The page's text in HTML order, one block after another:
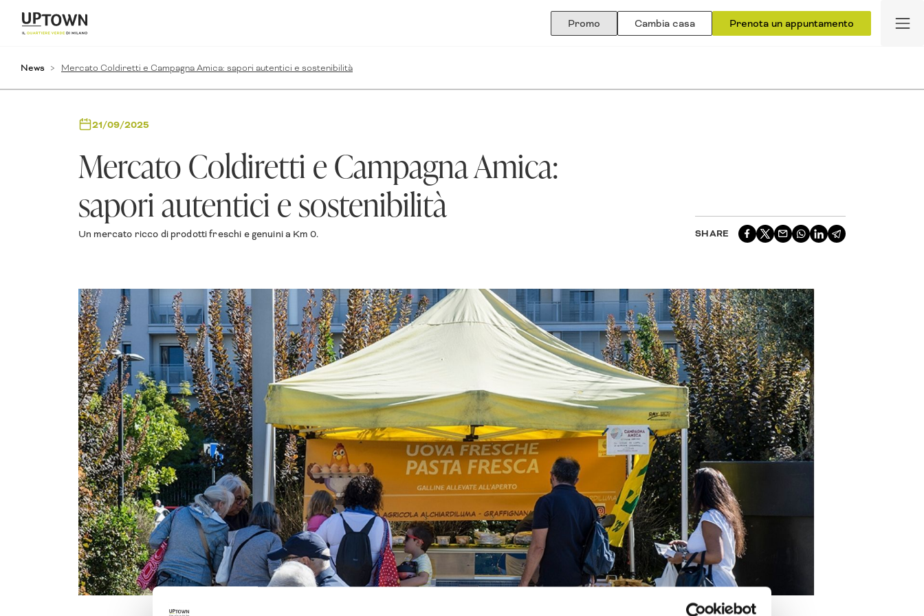
Promo Cambia casa Prenota un appuntamento
News Mercato Coldiretti e Campagna Amica: sapori autentici e sostenibilità
21/09/2025
Mercato Coldiretti e Campagna Amica:
sapori autentici e sostenibilità
Un mercato ricco di prodotti freschi e genuini a Km 0. SHARE